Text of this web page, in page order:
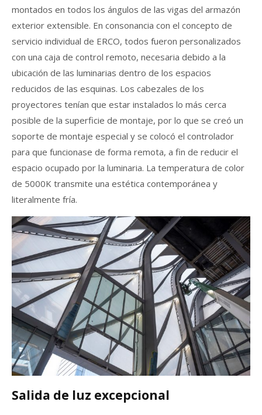
montados en todos los ángulos de las vigas del armazón
exterior extensible. En consonancia con el concepto de
servicio individual de ERCO, todos fueron personalizados
con una caja de control remoto, necesaria debido a la
ubicación de las luminarias dentro de los espacios
reducidos de las esquinas. Los cabezales de los
proyectores tenían que estar instalados lo más cerca
posible de la superficie de montaje, por lo que se creó un
soporte de montaje especial y se colocó el controlador
para que funcionase de forma remota, a fin de reducir el
espacio ocupado por la luminaria. La temperatura de color
de 5000K transmite una estética contemporánea y
literalmente fría.
Salida de luz excepcional